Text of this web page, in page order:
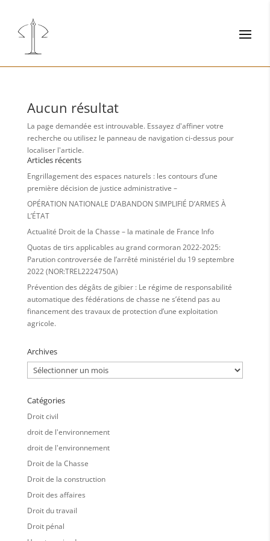
Aucun résultat
La page demandée est introuvable. Essayez d'affiner votre
recherche ou utilisez le panneau de navigation ci-dessus pour
localiser l'article.
Articles récents
Engrillagement des espaces naturels : les contours d’une
première décision de justice administrative –
OPÉRATION NATIONALE D’ABANDON SIMPLIFIÉ D’ARMES À
L’ÉTAT
Actualité Droit de la Chasse – la matinale de France Info
Quotas de tirs applicables au grand cormoran 2022-2025:
Parution controversée de l’arrêté ministériel du 19 septembre
2022 (NOR:TREL2224750A)
Prévention des dégâts de gibier : Le régime de responsabilité
automatique des fédérations de chasse ne s’étend pas au
financement des travaux de protection d’une exploitation
agricole.
Archives
Archives
Catégories
Droit civil
droit de l'environnement
droit de l'environnement
Droit de la Chasse
Droit de la construction
Droit des affaires
Droit du travail
Droit pénal